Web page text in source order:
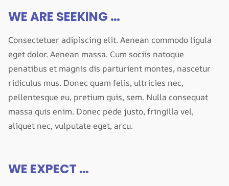
WE ARE SEEKING …
Consectetuer adipiscing elit. Aenean commodo ligula
eget dolor. Aenean massa. Cum sociis natoque
penatibus et magnis dis parturient montes, nascetur
ridiculus mus. Donec quam felis, ultricies nec,
pellentesque eu, pretium quis, sem. Nulla consequat
massa quis enim. Donec pede justo, fringilla vel,
aliquet nec, vulputate eget, arcu.
WE EXPECT …